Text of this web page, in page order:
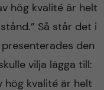
r
c
h
f
n
hög kvalité är helt
Så står det i
den
vilja lägga till:
hög kvalité är helt